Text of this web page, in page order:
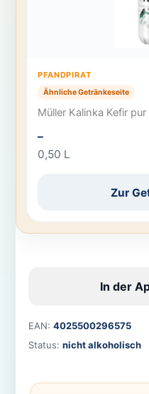
PFANDPIRAT
Ähnliche Getränkeseite
Müller Kalinka Kefir
–
0,50 L
Zur
In der
EAN: 4025500296575
Status: nicht alkoholisch